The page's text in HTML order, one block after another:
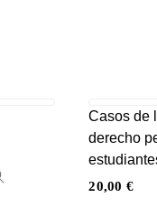
Casos de
derecho
20,00€